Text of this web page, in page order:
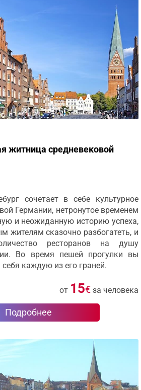
житница средневековой
сочетает в себе культурное
Германии, нетронутое временем
и неожиданную историю успеха,
жителям сказочно разбогатеть, и
ресторанов на душу
Во время пешей прогулки вы
каждую из его граней.
от 15€ за человека
Подробнее